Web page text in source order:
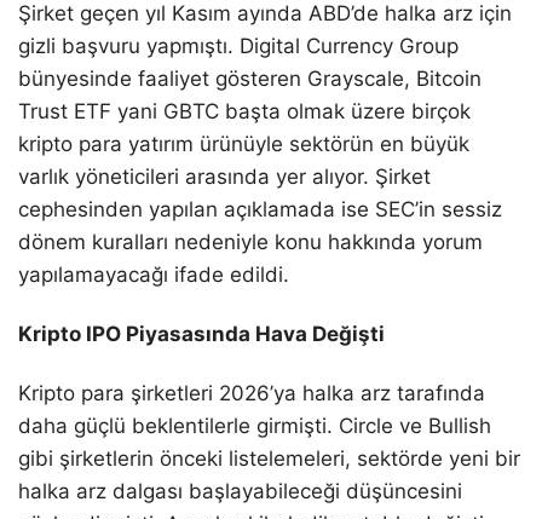
Şirket geçen yıl Kasım ayında ABD’de halka arz için
gizli başvuru yapmıştı. Digital Currency Group
bünyesinde faaliyet gösteren Grayscale, Bitcoin
Trust ETF yani GBTC başta olmak üzere birçok
kripto para yatırım ürünüyle sektörün en büyük
varlık yöneticileri arasında yer alıyor. Şirket
cephesinden yapılan açıklamada ise SEC’in sessiz
dönem kuralları nedeniyle konu hakkında yorum
yapılamayacağı ifade edildi.
Kripto IPO Piyasasında Hava Değişti
Kripto para şirketleri 2026’ya halka arz tarafında
daha güçlü beklentilerle girmişti. Circle ve Bullish
gibi şirketlerin önceki listelemeleri, sektörde yeni bir
halka arz dalgası başlayabileceği düşüncesini